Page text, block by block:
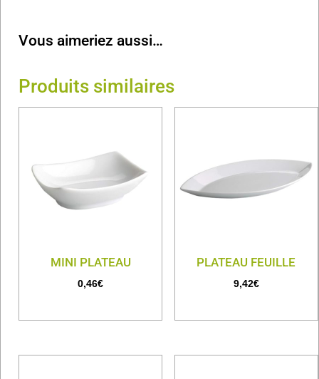
Vous aimeriez aussi…
Produits similaires
MINI PLATEAU
0,46€
PLATEAU FEUILLE
9,42€